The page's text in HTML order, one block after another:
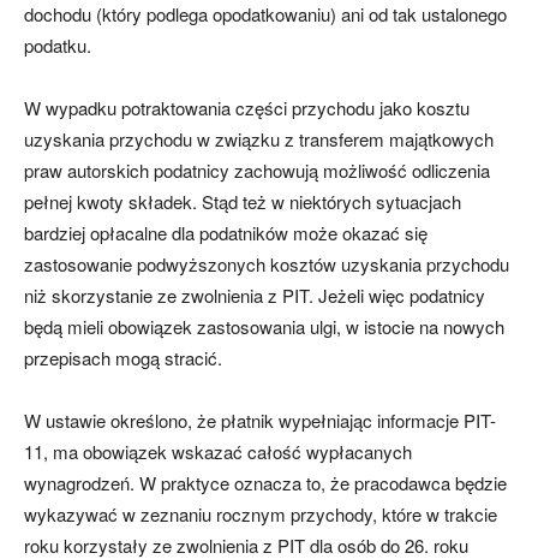
dochodu (który podlega opodatkowaniu) ani od tak ustalonego
podatku.
W wypadku potraktowania części przychodu jako kosztu
uzyskania przychodu w związku z transferem majątkowych
praw autorskich podatnicy zachowują możliwość odliczenia
pełnej kwoty składek. Stąd też w niektórych sytuacjach
bardziej opłacalne dla podatników może okazać się
zastosowanie podwyższonych kosztów uzyskania przychodu
niż skorzystanie ze zwolnienia z PIT. Jeżeli więc podatnicy
będą mieli obowiązek zastosowania ulgi, w istocie na nowych
przepisach mogą stracić.
W ustawie określono, że płatnik wypełniając informacje PIT-
11, ma obowiązek wskazać całość wypłacanych
wynagrodzeń. W praktyce oznacza to, że pracodawca będzie
wykazywać w zeznaniu rocznym przychody, które w trakcie
roku korzystały ze zwolnienia z PIT dla osób do 26. roku